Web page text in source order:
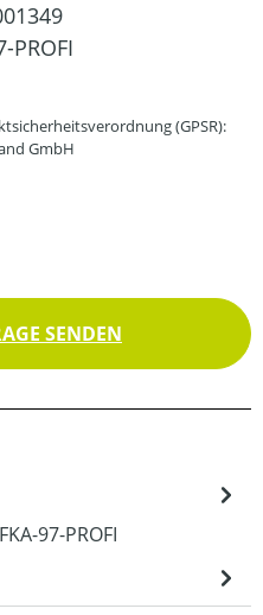
PROFI
(GPSR):
GmbH
SENDEN
97-PROFI